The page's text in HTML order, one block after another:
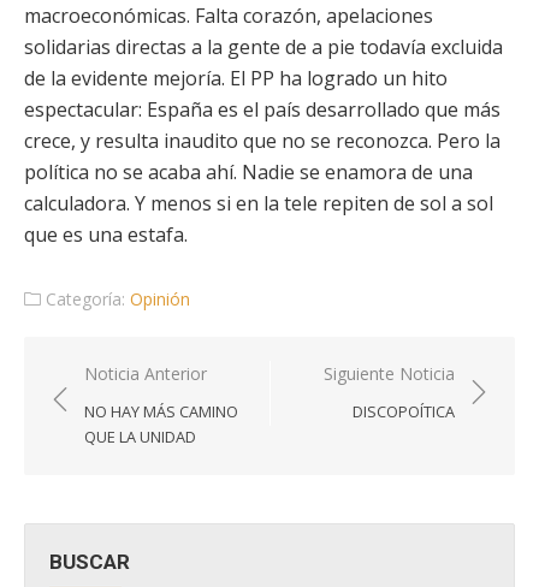
macroeconómicas. Falta corazón, apelaciones
solidarias directas a la gente de a pie todavía excluida
de la evidente mejoría. El PP ha logrado un hito
espectacular: España es el país desarrollado que más
crece, y resulta inaudito que no se reconozca. Pero la
política no se acaba ahí. Nadie se enamora de una
calculadora. Y menos si en la tele repiten de sol a sol
que es una estafa.
Categoría: Opinión
Navegación
de
entradas
Noticia Anterior
NO HAY MÁS CAMINO
QUE LA UNIDAD
Siguiente Noticia
DISCOPOÍTICA
BUSCAR